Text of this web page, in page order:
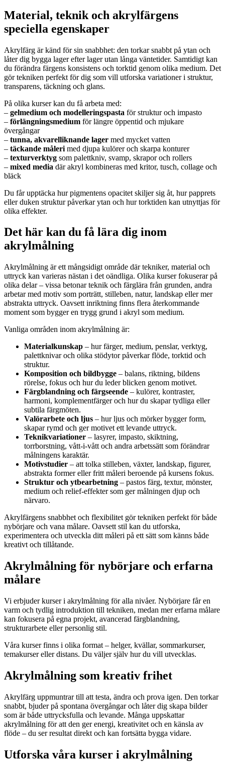
Material, teknik och akrylfärgens
speciella egenskaper
Akrylfärg är känd för sin snabbhet: den torkar snabbt på ytan och
låter dig bygga lager efter lager utan långa väntetider. Samtidigt kan
du förändra färgens konsistens och torktid genom olika medium. Det
gör tekniken perfekt för dig som vill utforska variationer i struktur,
transparens, täckning och glans.
På olika kurser kan du få arbeta med:
– gelmedium och modelleringspasta för struktur och impasto
– förlängningsmedium för längre öppentid och mjukare
övergångar
– tunna, akvarelliknande lager med mycket vatten
– täckande måleri med djupa kulörer och skarpa konturer
– texturverktyg som palettkniv, svamp, skrapor och rollers
– mixed media där akryl kombineras med kritor, tusch, collage och
bläck
Du får upptäcka hur pigmentens opacitet skiljer sig åt, hur papprets
eller duken struktur påverkar ytan och hur torktiden kan utnyttjas för
olika effekter.
Det här kan du få lära dig inom
akrylmålning
Akrylmålning är ett mångsidigt område där tekniker, material och
uttryck kan varieras nästan i det oändliga. Olika kurser fokuserar på
olika delar – vissa betonar teknik och färglära från grunden, andra
arbetar med motiv som porträtt, stilleben, natur, landskap eller mer
abstrakta uttryck. Oavsett inriktning finns flera återkommande
moment som bygger en trygg grund i akryl som medium.
Vanliga områden inom akrylmålning är:
Materialkunskap – hur färger, medium, penslar, verktyg,
palettknivar och olika stödytor påverkar flöde, torktid och
struktur.
Komposition och bildbygge – balans, riktning, bildens
rörelse, fokus och hur du leder blicken genom motivet.
Färgblandning och färgseende – kulörer, kontraster,
harmoni, komplementfärger och hur du skapar tydliga eller
subtila färgmöten.
Valörarbete och ljus – hur ljus och mörker bygger form,
skapar rymd och ger motivet ett levande uttryck.
Teknikvariationer – lasyrer, impasto, skiktning,
torrborstning, vått-i-vått och andra arbetssätt som förändrar
målningens karaktär.
Motivstudier – att tolka stilleben, växter, landskap, figurer,
abstrakta former eller fritt måleri beroende på kursens fokus.
Struktur och ytbearbetning – pastos färg, textur, mönster,
medium och relief-effekter som ger målningen djup och
närvaro.
Akrylfärgens snabbhet och flexibilitet gör tekniken perfekt för både
nybörjare och vana målare. Oavsett stil kan du utforska,
experimentera och utveckla ditt måleri på ett sätt som känns både
kreativt och tillåtande.
Akrylmålning för nybörjare och erfarna
målare
Vi erbjuder kurser i akrylmålning för alla nivåer. Nybörjare får en
varm och tydlig introduktion till tekniken, medan mer erfarna målare
kan fokusera på egna projekt, avancerad färgblandning,
strukturarbete eller personlig stil.
Våra kurser finns i olika format – helger, kvällar, sommarkurser,
temakurser eller distans. Du väljer själv hur du vill utvecklas.
Akrylmålning som kreativ frihet
Akrylfärg uppmuntrar till att testa, ändra och prova igen. Den torkar
snabbt, bjuder på spontana övergångar och låter dig skapa bilder
som är både uttrycksfulla och levande. Många uppskattar
akrylmålning för att den ger energi, kreativitet och en känsla av
flöde – du ser resultat direkt och kan fortsätta bygga vidare.
Utforska våra kurser i akrylmålning